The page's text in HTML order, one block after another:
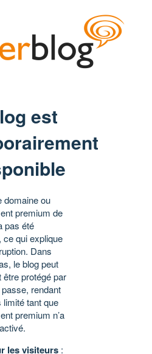
est
domaine ou
premium de
pas été
ce qui explique
Dans
le blog peut
être protégé par
rendant
tant que
premium n’a
les visiteurs :